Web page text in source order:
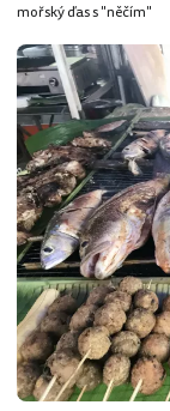
mořský ďas s "něčím"